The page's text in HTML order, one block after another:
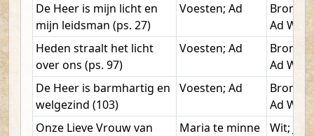
De Heer is mijn licht en
mijn leidsman (ps. 27)
Voesten; Ad
Ad W.
Heden straalt het licht
over ons (ps. 97)
Voesten; Ad
Ad W.
De Heer is barmhartig en
welgezind (103)
Voesten; Ad
Ad W.
Onze Lieve Vrouw van
Maria te minne
Wit;